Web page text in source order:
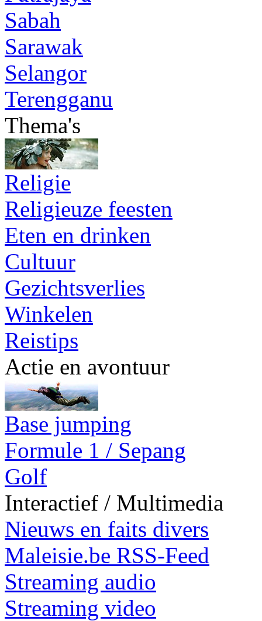
Sabah
Sarawak
Selangor
Terengganu
Thema's
Religie
Religieuze feesten
Eten en drinken
Cultuur
Gezichtsverlies
Winkelen
Reistips
Actie en avontuur
Base jumping
Formule 1 / Sepang
Golf
Interactief / Multimedia
Nieuws en faits divers
Maleisie.be RSS-Feed
Streaming audio
Streaming video